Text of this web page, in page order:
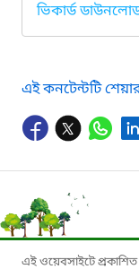
ভিকার্ড
এই কনটেন্টটি
এই ওয়েবসাইটে প্রকাশিত